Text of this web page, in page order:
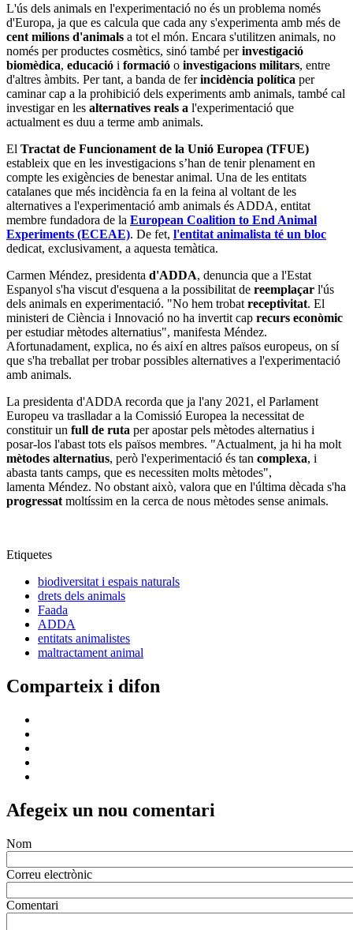
L'ús dels animals en l'experimentació no és un problema només
d'Europa, ja que es calcula que cada any s'experimenta amb més de
cent milions d'animals a tot el món. Encara s'utilitzen animals, no
només per productes cosmètics, sinó també perinvestigació
biomèdica, educació i formació o investigacions militars, entre
d'altres àmbits. Per tant, a banda de ferincidència política per
caminar cap a la prohibició dels experiments amb animals, també cal
investigar en les alternatives reals a l'experimentació que
actualment es duu a terme amb animals.
El Tractat de Funcionament de la Unió Europea (TFUE)
estableix que en les investigacions s’han de tenir plenament en
compte les exigències de benestar animal. Una de les entitats
catalanes que més incidència fa en la feina al voltant de les
alternatives a l'experimentació amb animals és ADDA, entitat
membre fundadora de la European Coalition to End Animal
Experiments (ECEAE). De fet, l'entitat animalista té un bloc
dedicat, exclusivament, a aquesta temàtica.
Carmen Méndez, presidenta d'ADDA, denuncia que a l'Estat
Espanyol s'ha viscut d'esquena a la possibilitat de reemplaçar l'ús
dels animals en experimentació. "No hem trobat receptivitat. El
ministeri de Ciència i Innovació no ha invertit cap recurs econòmic
per estudiar mètodes alternatius", manifesta Méndez.
Afortunadament, explica, no és així en altres països europeus, on sí
que s'ha treballat per trobar possibles alternatives a l'experimentació
amb animals.
La presidenta d'ADDA recorda que ja l'any 2021, el Parlament
Europeu va traslladar a la Comissió Europea la necessitat de
constituir un full de ruta per apostar pels mètodes alternatius i
posar-los l'abast tots els països membres. "Actualment, ja hi ha molt
mètodes alternatius, però l'experimentació és tan complexa, i
abasta tants camps, que es necessiten molts mètodes",
lamenta Méndez. No obstant això, valora que en l'última dècada s'ha
progressat moltíssim en la cerca de nous mètodes sense animals.
Etiquetes
biodiversitat i espais naturals
drets dels animals
Faada
ADDA
entitats animalistes
maltractament animal
Comparteix i difon
Afegeix un nou comentari
Nom
Correu electrònic
Comentari